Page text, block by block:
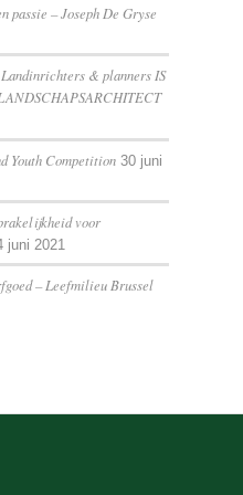
passie – Joseph De Gryse
& planners IS
Youth Competition 30 juni
voor
juni 2021
– Leefmilieu Brussel